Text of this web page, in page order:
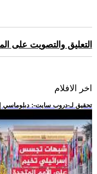
التعليق والتصويت على
اخر الافلام
.. تحقيق لـ-دروب سايت-: دبلوماسي